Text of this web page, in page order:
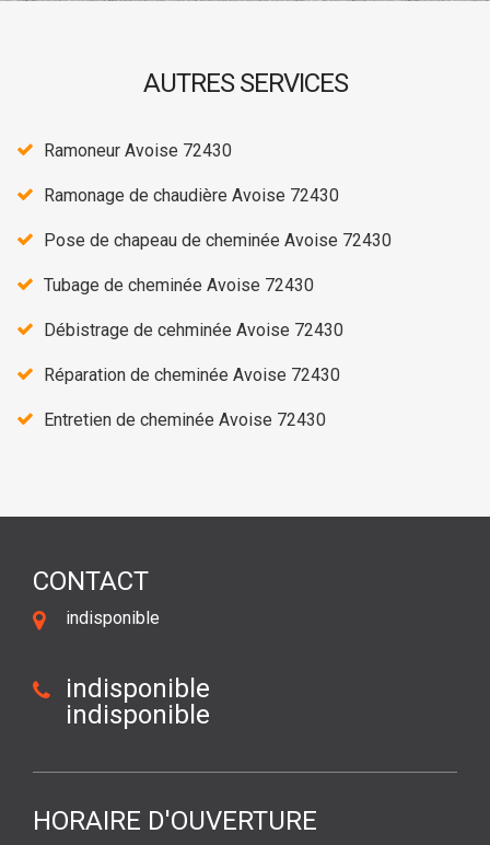
AUTRES SERVICES
Ramoneur Avoise 72430
Ramonage de chaudière Avoise 72430
Pose de chapeau de cheminée Avoise 72430
Tubage de cheminée Avoise 72430
Débistrage de cehminée Avoise 72430
Réparation de cheminée Avoise 72430
Entretien de cheminée Avoise 72430
CONTACT
indisponible
indisponible
indisponible
HORAIRE D'OUVERTURE